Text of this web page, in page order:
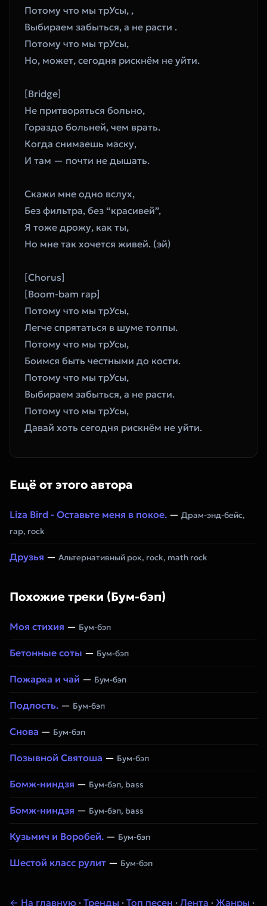
Потому что мы трУсы, ,
Выбираем забыться, а не расти .
Потому что мы трУсы,
Но, может, сегодня рискнём не уйти.
[Bridge]
Не притворяться больно,
Гораздо больней, чем врать.
Когда снимаешь маску,
И там — почти не дышать.
Скажи мне одно вслух,
Без фильтра, без “красивей”,
Я тоже дрожу, как ты,
Но мне так хочется живей. (эй)
[Chorus]
[Boom-bam rap]
Потому что мы трУсы,
Легче спрятаться в шуме толпы.
Потому что мы трУсы,
Боимся быть честными до кости.
Потому что мы трУсы,
Выбираем забыться, а не расти.
Потому что мы трУсы,
Давай хоть сегодня рискнём не уйти.
Ещё от этого автора
Liza Bird - Оставьте меня в покое. — Драм-энд-бейс,
rap, rock
Друзья — Альтернативный рок, rock, math rock
Похожие треки (Бум-бэп)
Моя стихия — Бум-бэп
Бетонные соты — Бум-бэп
Пожарка и чай — Бум-бэп
Подлость. — Бум-бэп
Снова — Бум-бэп
Позывной Святоша — Бум-бэп
Бомж-ниндзя — Бум-бэп, bass
Бомж-ниндзя — Бум-бэп, bass
Кузьмич и Воробей. — Бум-бэп
Шестой класс рулит — Бум-бэп
← На главную · Тренды · Топ песен · Лента · Жанры ·